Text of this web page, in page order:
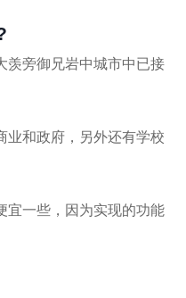
羡旁御兄岩中城市中已接
业和政府，另外还有学校
宜一些，因为实现的功能